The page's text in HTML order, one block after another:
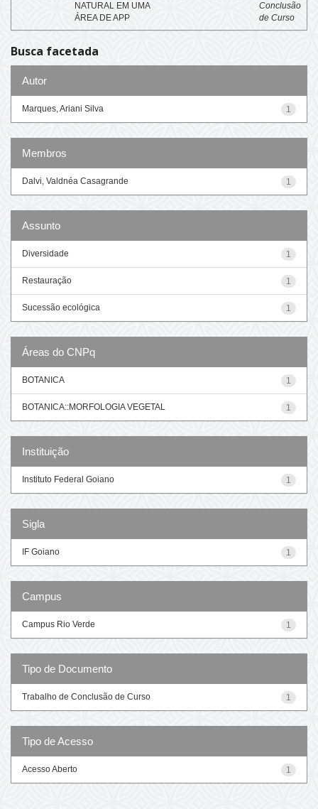
NATURAL EM UMA
ÁREA DE APP
Conclusão
de Curso
Busca facetada
Autor
1
Marques, Ariani Silva
Membros
1
Dalvi, Valdnéa Casagrande
Assunto
1
Diversidade
1
Restauração
1
Sucessão ecológica
Áreas do CNPq
1
BOTANICA
1
BOTANICA::MORFOLOGIA VEGETAL
Instituição
1
Instituto Federal Goiano
Sigla
1
IF Goiano
Campus
1
Campus Rio Verde
Tipo de Documento
1
Trabalho de Conclusão de Curso
Tipo de Acesso
1
Acesso Aberto